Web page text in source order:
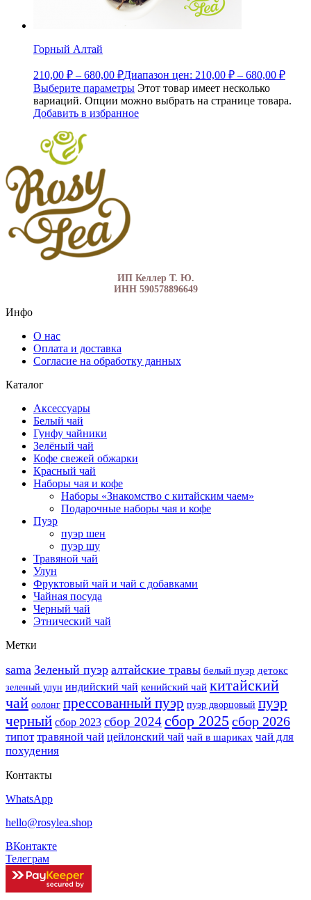
Горный Алтай
210,00 ₽ – 680,00 ₽Диапазон цен: 210,00 ₽ – 680,00 ₽
Выберите параметры Этот товар имеет несколько
вариаций. Опции можно выбрать на странице товара.
Добавить в избранное
ИП Келлер Т. Ю.
ИНН 590578896649
Инфо
О нас
Оплата и доставка
Согласие на обработку данных
Каталог
Аксессуары
Белый чай
Гунфу чайники
Зелёный чай
Кофе свежей обжарки
Красный чай
Наборы чая и кофе
Наборы «Знакомство с китайским чаем»
Подарочные наборы чая и кофе
Пуэр
пуэр шен
пуэр шу
Травяной чай
Улун
Фруктовый чай и чай с добавками
Чайная посуда
Черный чай
Этнический чай
Метки
sama Зеленый пуэр алтайские травы белый пуэр детокс
зеленый улун индийский чай кенийский чай китайский
чай оолонг прессованный пуэр пуэр дворцовый пуэр
черный сбор 2023 сбор 2024сбор 2025сбор 2026
типот травяной чай цейлонский чай чай в шариках чай для
похудения
Контакты
WhatsApp
hello@rosylea.shop
ВКонтакте
Телеграм